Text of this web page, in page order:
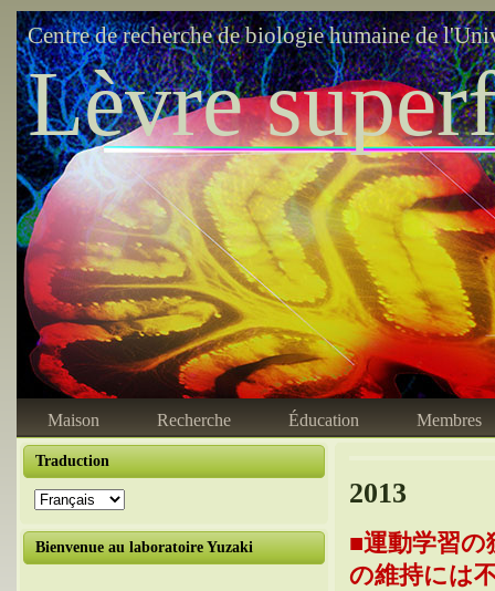
Centre de recherche de biologie humaine de
Lèvre
Maison Recherche Éducation Membres
Traduction
Bienvenue au laboratoire Yuzaki
2013
■運動学習
の維持には